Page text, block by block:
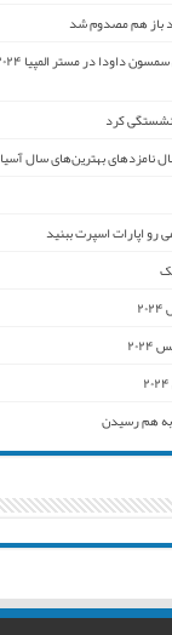
کرد
نامزدهای بهترین‌های سال آسیا
به هم رسیدن